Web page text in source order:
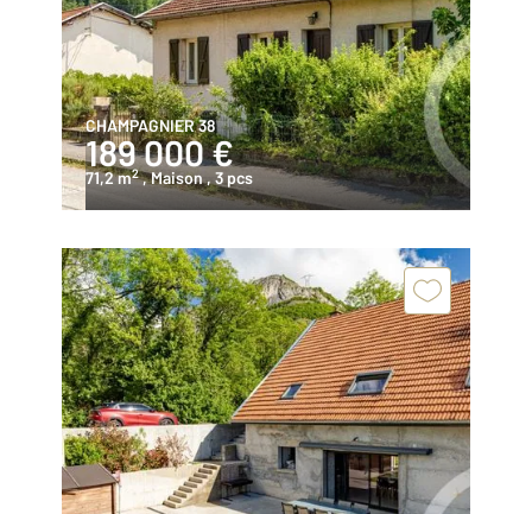
CHAMPAGNIER 38
189 000 €
71,2 m2 , Maison, 3 pcs